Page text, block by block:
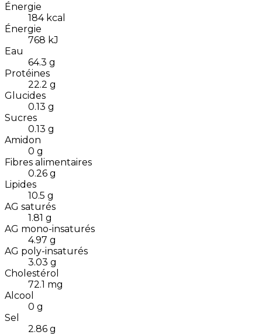
Énergie
184 kcal
Énergie
768 kJ
Eau
64.3 g
Protéines
22.2 g
Glucides
0.13 g
Sucres
0.13 g
Amidon
0 g
Fibres alimentaires
0.26 g
Lipides
10.5 g
AG saturés
1.81 g
AG mono-insaturés
4.97 g
AG poly-insaturés
3.03 g
Cholestérol
72.1 mg
Alcool
0 g
Sel
2.86 g